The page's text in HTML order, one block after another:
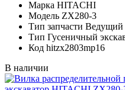
Марка HITACHI
Модель ZX280-3
Тип запчасти Ведущий
Тип Гусеничный
Код hitzx2803mp16
В наличии